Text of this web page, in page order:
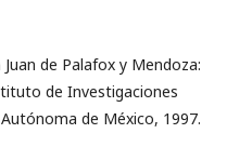
de Palafox y Mendoza:
de Investigaciones
de México, 1997.